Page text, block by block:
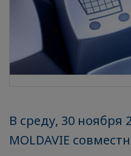
В среду, 30 ноября
MOLDAVIE